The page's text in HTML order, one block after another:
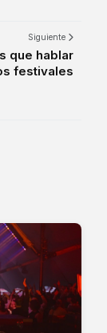
Siguiente
que hablar
festivales